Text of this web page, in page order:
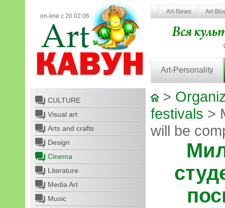
on-line с 20.02.06
Art-News Art-
Art-Personality
CULTURE
Visual art
Arts and crafts
Design
Cinema
Literature
Media Art
Music
>
festivals >
will be